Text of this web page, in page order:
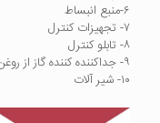
۶-منبع انبساط
۷- تجهیزات کنترل
۸- تابلو کنترل
۹- جداکننده کننده گاز از روغن
۱۰- شیر آلات